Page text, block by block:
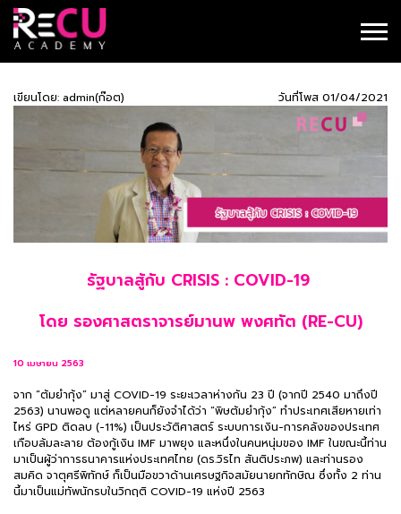
เขียนโดย: admin(ก๊อต) วันที่โพส 01/04/2021
รัฐบาลสู้กับ CRISIS : COVID-19
โดย รองศาสตราจารย์มานพ พงศทัต (RE-CU)
10 เมษายน 2563
จาก “ต้มยำกุ้ง” มาสู่ COVID-19 ระยะเวลาห่างกัน 23 ปี (จากปี 2540 มาถึงปี
2563) นานพอดู แต่หลายคนก็ยังจำได้ว่า “พิษต้มยำกุ้ง” ทำประเทศเสียหายเท่า
ไหร่ GPD ติดลบ (-11%) เป็นประวัติศาสตร์ ระบบการเงิน-การคลังของประเทศ
เกือบล้มละลาย ต้องกู้เงิน IMF มาพยุง และหนึ่งในคนหนุ่มของ IMF ในขณะนี้ท่าน
มาเป็นผู้ว่าการธนาคารแห่งประเทศไทย (ดร.วิรไท สันติประภพ) และท่านรอง
สมคิด จาตุศรีพิทักษ์ ก็เป็นมือขวาด้านเศรษฐกิจสมัยนายกทักษิณ ซึ่งทั้ง 2 ท่าน
นี้มาเป็นแม่ทัพนักรบในวิกฤติ COVID-19 แห่งปี 2563